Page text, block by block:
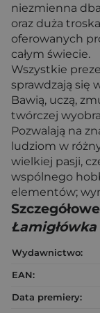
niezmienna
oraz duża
oferowanych
całym świecie.
Wszystkie
sprawdzają się
Bawią, uczą,
twórczej
Pozwalają na
ludziom w
wielkiej pasji,
wspólnego
elementów;
Łamigłówka
Wydawnictwo:
EAN:
Data premiery: